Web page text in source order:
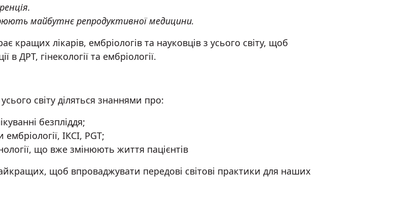
майбутнє репродуктивної медицини.
кращих лікарів, ембріологів та науковців з усього світу, щоб
в ДРТ, гінекології та ембріології.
світу діляться знаннями про:
безпліддя;
ІКСІ, PGT;
що вже змінюють життя пацієнтів
щоб впроваджувати передові світові практики для наших